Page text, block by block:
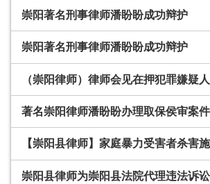
崇阳著名刑事律师潘盼盼成功辩护
崇阳著名刑事律师潘盼盼成功辩护
（崇阳律师）律师会见在押犯罪嫌疑
著名崇阳律师潘盼盼办理取保侯审案件
崇阳县律师为崇阳县法院代理违法诉